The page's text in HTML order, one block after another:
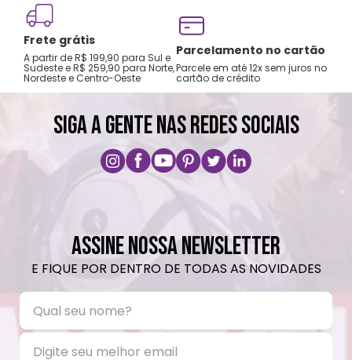
Frete grátis
A partir de R$ 199,90 para Sul e
Sudeste e R$ 259,90 para Norte,
Nordeste e Centro-Oeste
Parcelamento no cartão
Parcele em até 12x sem juros no
cartão de crédito
SIGA A GENTE NAS REDES SOCIAIS
ASSINE NOSSA NEWSLETTER
E FIQUE POR DENTRO DE TODAS AS NOVIDADES